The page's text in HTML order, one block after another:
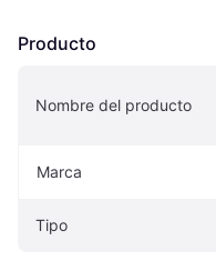
Producto
Nombre del producto
Marca
Tipo